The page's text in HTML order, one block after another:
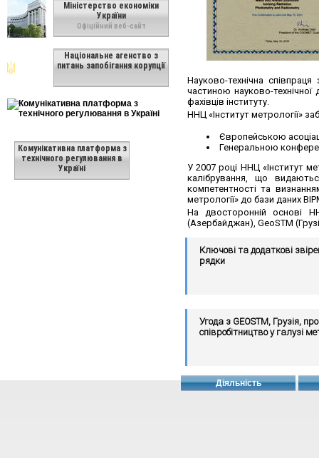
Міністерство економіки
України
Офіційний веб-сайт
Національне агенство з
питань запобігання корупції
Комунікативна платформа з
технічного регулювання в
Україні
Науково-технічна
частиною науково-технічної
фахівців інституту.
ННЦ «Інститут метрології»
Європейською
Генеральною
У 2007 році ННЦ «Інститут
калібрування, що
компетентності та
метрології» до бази даних
На двосторонній основі
(Азербайджан), GeoSTM
Ключові та додаткові
рядки
Угода з GEOSTM, Грузія, про
співробітництво у галузі
MoU з GUM, Польща, щодо
Діяльність